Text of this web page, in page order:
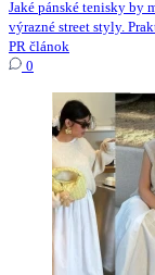
Jaké pánské tenisky by
výrazné street styly.
PR článok
0